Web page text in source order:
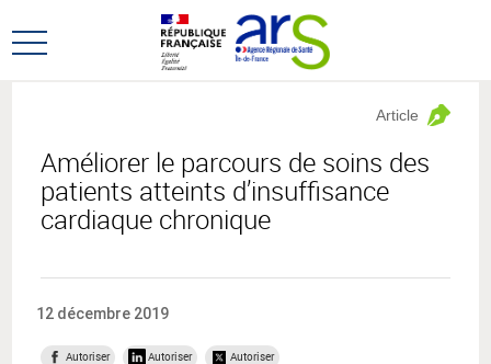
au
menu
au
contenu
Ouvrir
Améliorer le parcours de soins des
patients atteints d’insuffisance
cardiaque chronique
Article
12 décembre 2019
Autoriser Autoriser Autoriser